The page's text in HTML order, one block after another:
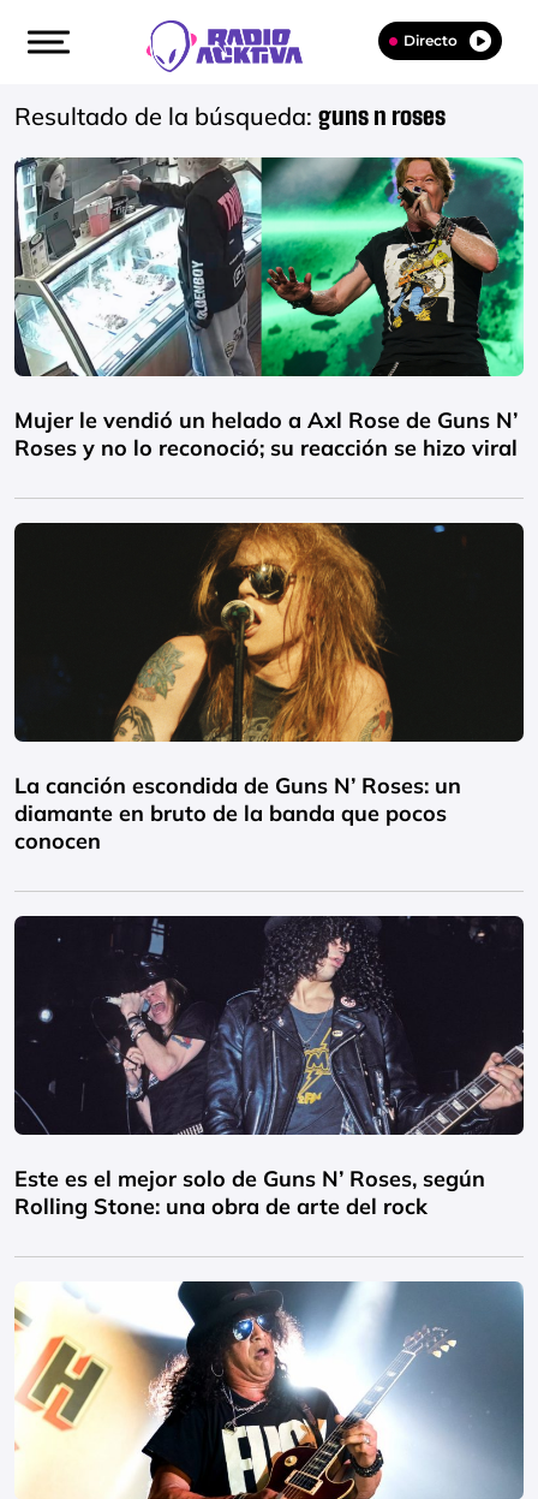
Directo
Resultado de la búsqueda: guns n roses
Mujer le vendió un helado a Axl Rose de Guns N’
Roses y no lo reconoció; su reacción se hizo viral
La canción escondida de Guns N’ Roses: un
diamante en bruto de la banda que pocos
conocen
Este es el mejor solo de Guns N’ Roses, según
Rolling Stone: una obra de arte del rock